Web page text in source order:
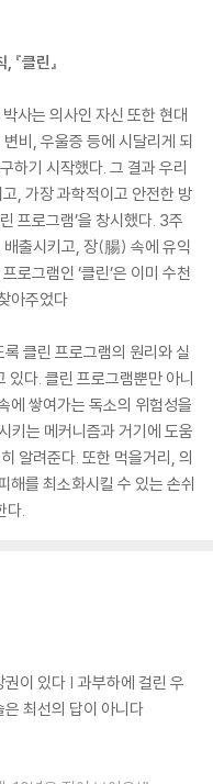
클린』
사는 의사인 자신 또한 현대
비, 우울증 등에 시달리게 되
하기 시작했다. 그 결과 우리
, 가장 과학적이고 안전한 방
프로그램’을 창시했다. 3주
출시키고, 장(腸) 속에 유익
로그램인 ‘클린’은 이미 수천
아주었다
록 클린 프로그램의 원리와 실
다. 클린 프로그램뿐만 아니
에 쌓여가는 독소의 위험성을
키는 메커니즘과 거기에 도움
알려준다. 또한 먹을거리, 의
해를 최소화시킬 수 있는 손쉬
다.
이 있다 | 과부하에 걸린 우
최선의 답이 아니다